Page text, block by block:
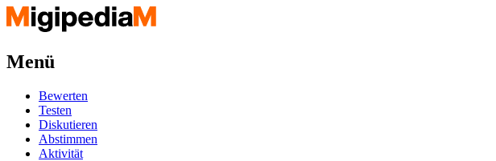
Menü
Bewerten
Testen
Diskutieren
Abstimmen
Aktivität